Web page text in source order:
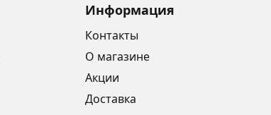
Информация
Контакты
О магазине
Акции
Доставка